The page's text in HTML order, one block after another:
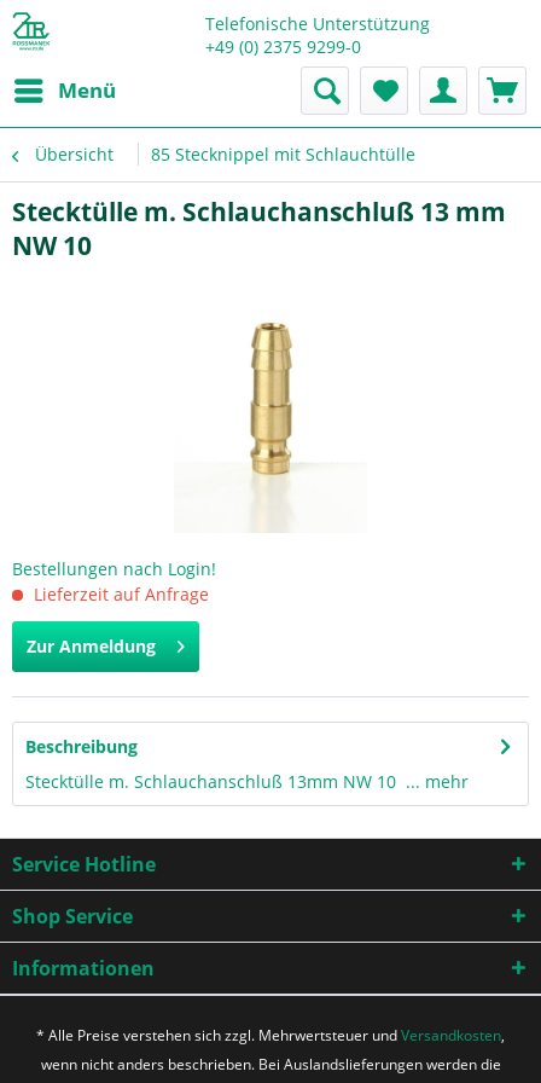
Telefonische Unterstützung
+49 (0) 2375 9299-0
Menü
Übersicht 85 Stecknippel mit Schlauchtülle
Stecktülle m. Schlauchanschluß 13 mm
NW 10
Bestellungen nach Login!
Lieferzeit auf Anfrage
Zur Anmeldung
Beschreibung
Stecktülle m. Schlauchanschluß 13mm NW 10 ... mehr
Service Hotline
Shop Service
Informationen
* Alle Preise verstehen sich zzgl. Mehrwertsteuer undVersandkosten,
wenn nicht anders beschrieben. Bei Auslandslieferungen werden die